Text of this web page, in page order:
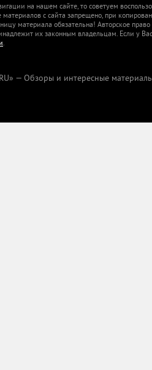
на нашем сайте, то советуем
с сайта запрещено, при
материала обязательна! Авторское
их законным владельцам. Если у
.
— Обзоры и интересные